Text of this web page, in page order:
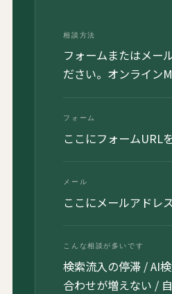
相談方法
フォームまたはメー
ださい。オンライン
フォーム
ここにフォームURL
メール
ここにメールアドレ
こんな相談が多いです
検索流入の停滞 / AI
合わせが増えない /